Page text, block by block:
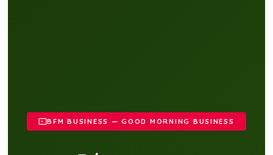
BFM BUSINESS — GOOD MORNING BUSINESS